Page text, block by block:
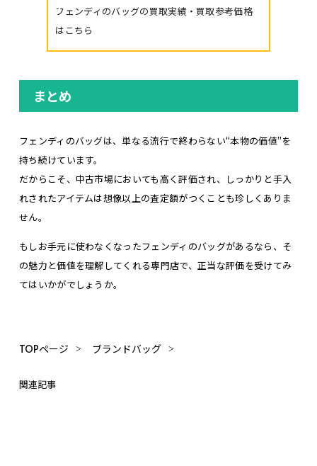
ィ）
フェンディのバッグの買取実績・買取参考価格
はこちら
まとめ
フェンディのバッグは、単なる流行で終わらない“本物の価値”を
持ち続けています。
だからこそ、中古市場においても高く評価され、しっかりと手入
れされたアイテムは想像以上の査定額がつくことも珍しくありま
せん。
もしお手元に使わなくなったフェンディのバッグがあるなら、そ
の魅力と価値を理解してくれる専門店で、正当な評価を受けてみ
てはいかがでしょうか。
TOPページ ブランドバッグ
関連記事